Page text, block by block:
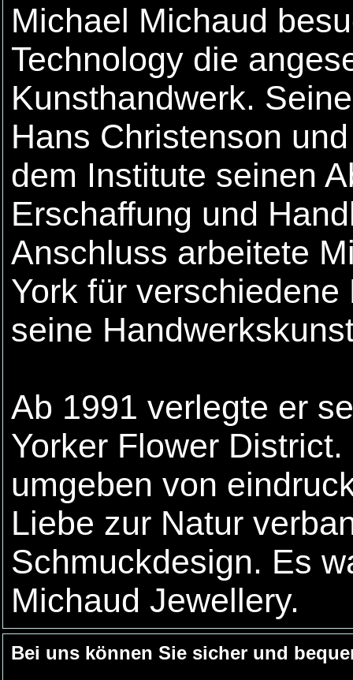
Michael Michaud
Technology die
Kunsthandwerk.
Hans Christenson
dem Institute seinen
Erschaffung und
Anschluss arbeitete
York für
seine
Ab 1991 verlegte er
Yorker Flower
umgeben von
Liebe zur Natur
Schmuckdesign. Es
Michaud Jewellery.
Bei uns können Sie sicher und